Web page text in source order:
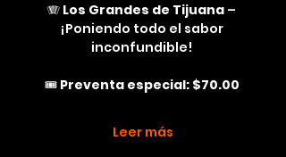
🪗 Los Grandes de Tijuana –
¡Poniendo todo el sabor
inconfundible!
🎟️ Preventa especial: $70.00
Leer más